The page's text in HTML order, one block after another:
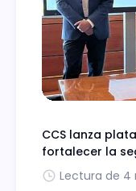
CCS lanza
fortalecer la
Lectura de 4